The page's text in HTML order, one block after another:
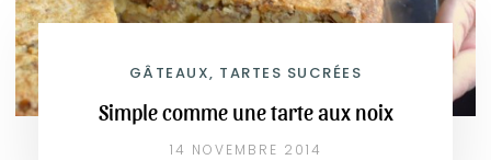
GÂTEAUX, TARTES SUCRÉES
Simple comme une tarte aux noix
14 NOVEMBRE 2014